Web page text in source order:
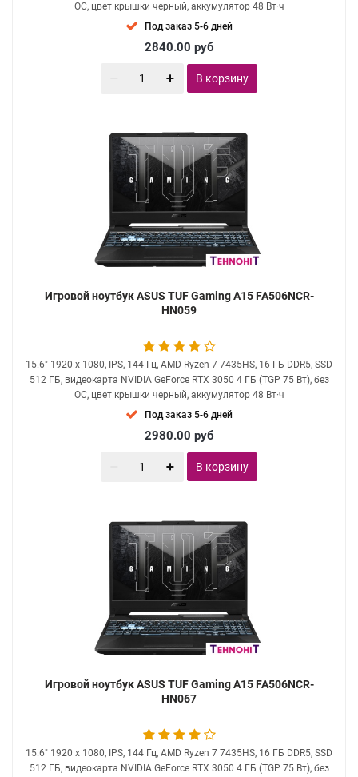
ОС, цвет крышки черный, аккумулятор 48 Вт·ч
Под заказ 5-6 дней
2840.00 руб
В корзину
Игровой ноутбук ASUS TUF Gaming A15 FA506NCR-
HN059
15.6" 1920 x 1080, IPS, 144 Гц, AMD Ryzen 7 7435HS, 16 ГБ DDR5, SSD
512 ГБ, видеокарта NVIDIA GeForce RTX 3050 4 ГБ (TGP 75 Вт), без
ОС, цвет крышки черный, аккумулятор 48 Вт·ч
Под заказ 5-6 дней
2980.00 руб
В корзину
Игровой ноутбук ASUS TUF Gaming A15 FA506NCR-
HN067
15.6" 1920 x 1080, IPS, 144 Гц, AMD Ryzen 7 7435HS, 16 ГБ DDR5, SSD
512 ГБ, видеокарта NVIDIA GeForce RTX 3050 4 ГБ (TGP 75 Вт), без